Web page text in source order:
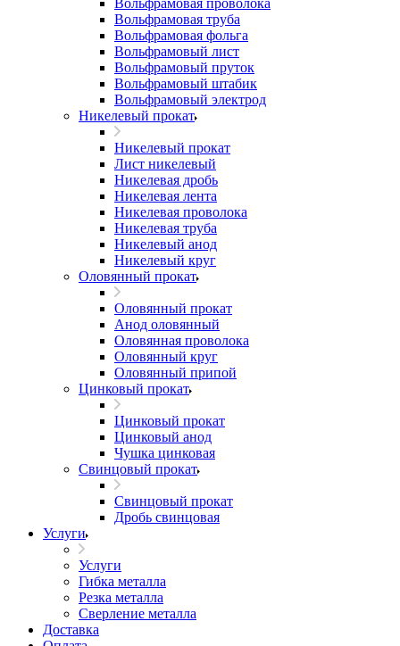
Вольфрамовая проволока
Вольфрамовая труба
Вольфрамовая фольга
Вольфрамовый лист
Вольфрамовый пруток
Вольфрамовый штабик
Вольфрамовый электрод
Никелевый прокат
Никелевый прокат
Лист никелевый
Никелевая дробь
Никелевая лента
Никелевая проволока
Никелевая труба
Никелевый анод
Никелевый круг
Оловянный прокат
Оловянный прокат
Анод оловянный
Оловянная проволока
Оловянный круг
Оловянный припой
Цинковый прокат
Цинковый прокат
Цинковый анод
Чушка цинковая
Свинцовый прокат
Свинцовый прокат
Дробь свинцовая
Услуги
Услуги
Гибка металла
Резка металла
Сверление металла
Доставка